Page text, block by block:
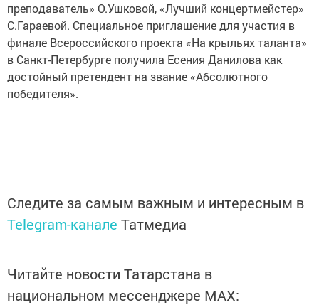
преподаватель» О.Ушковой, «Лучший концертмейстер»
С.Гараевой. Специальное приглашение для участия в
финале Всероссийского проекта «На крыльях таланта»
в Санкт-Петербурге получила Есения Данилова как
достойный претендент на звание «Абсолютного
победителя».
Следите за самым важным и интересным в
Telegram-канале Татмедиа
Читайте новости Татарстана в
национальном мессенджере MАХ: